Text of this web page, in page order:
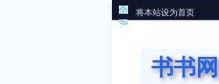
将本站设为首页
书书网